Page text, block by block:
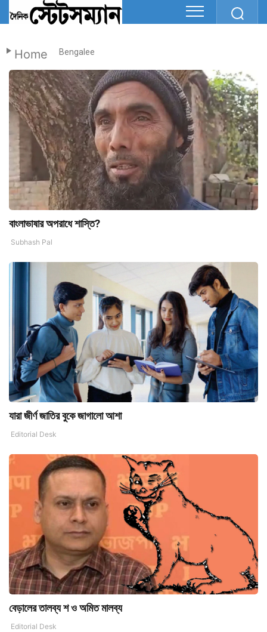
Home Bengalee
বাংলাভাষার অপরাধে শাস্তি?
Subhash Pal
যারা জীর্ণ জাতির বুকে জাগালো আশা
Editorial Desk
বেড়ালের তালব্য শ ও অমিত মালব্য
Editorial Desk